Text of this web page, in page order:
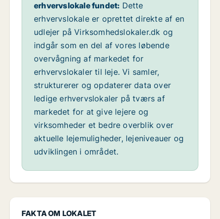
FAKTA OM LOKALET
erhvervslokale fundet: Dette
erhvervslokale er oprettet direkte af en
udlejer på Virksomhedslokaler.dk og
indgår som en del af vores løbende
overvågning af markedet for
erhvervslokaler til leje. Vi samler,
strukturerer og opdaterer data over
ledige erhvervslokaler på tværs af
markedet for at give lejere og
virksomheder et bedre overblik over
aktuelle lejemuligheder, lejeniveauer og
udviklingen i området.